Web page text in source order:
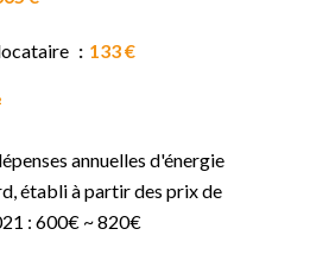
133 €
annuelles d'énergie
établi à partir des prix de
: 600€ ~ 820€